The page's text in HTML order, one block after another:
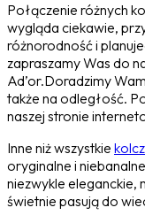
Połączenie różnych
wygląda ciekawie,
różnorodność i
zapraszamy Was do
Ad’or.Doradzimy
także na odległość.
naszej stronie
Inne niż wszystkie
oryginalne i
niezwykle eleganckie,
świetnie pasują do